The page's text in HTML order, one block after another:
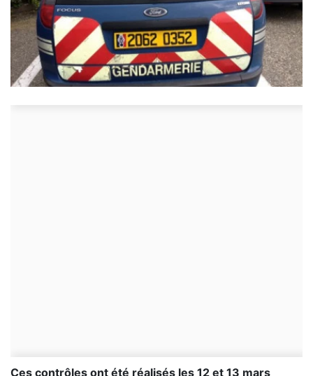
Ces contrôles ont été réalisés les 12 et 13 mars